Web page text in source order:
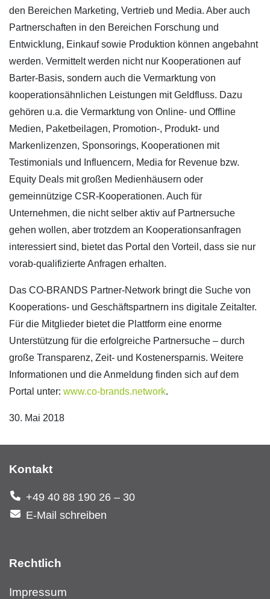
den Bereichen Marketing, Vertrieb und Media. Aber auch
Partnerschaften in den Bereichen Forschung und
Entwicklung, Einkauf sowie Produktion können angebahnt
werden. Vermittelt werden nicht nur Kooperationen auf
Barter-Basis, sondern auch die Vermarktung von
kooperationsähnlichen Leistungen mit Geldfluss. Dazu
gehören u.a. die Vermarktung von Online- und Offline
Medien, Paketbeilagen, Promotion-, Produkt- und
Markenlizenzen, Sponsorings, Kooperationen mit
Testimonials und Influencern, Media for Revenue bzw.
Equity Deals mit großen Medienhäusern oder
gemeinnützige CSR-Kooperationen. Auch für
Unternehmen, die nicht selber aktiv auf Partnersuche
gehen wollen, aber trotzdem an Kooperationsanfragen
interessiert sind, bietet das Portal den Vorteil, dass sie nur
vorab-qualifizierte Anfragen erhalten.
Das CO-BRANDS Partner-Network bringt die Suche von
Kooperations- und Geschäftspartnern ins digitale Zeitalter.
Für die Mitglieder bietet die Plattform eine enorme
Unterstützung für die erfolgreiche Partnersuche – durch
große Transparenz, Zeit- und Kostenersparnis. Weitere
Informationen und die Anmeldung finden sich auf dem
Portal unter: www.co-brands.network.
30. Mai 2018
Kontakt
+49 40 88 190 26 – 30
E-Mail schreiben
Rechtlich
Impressum